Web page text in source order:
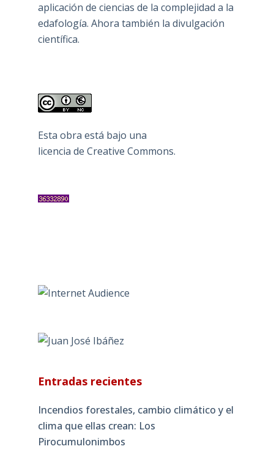
aplicación de ciencias de la complejidad a la
edafología. Ahora también la divulgación
científica.
Esta obra está bajo una
licencia de Creative Commons.
Entradas recientes
Incendios forestales, cambio climático y el
clima que ellas crean: Los
Pirocumulonimbos